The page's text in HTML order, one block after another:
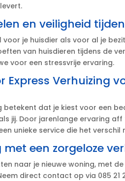
en veiligheid
je huisdier als voor al je
van huisdieren tijdens de
voor een stressvrije ervaring.​
Express Verhuizing
betekent dat je kiest voor een
jij.​ Door jarenlange ervaring
unieke service die het verschil
een zorgeloze
naar je nieuwe woning, met
direct contact op via 085 21